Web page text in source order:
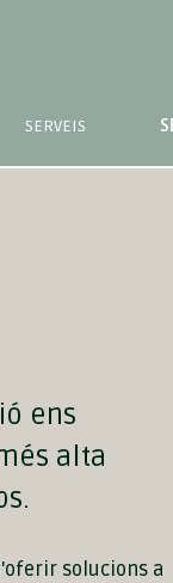
SERVEIS
ens
alta
solucions a